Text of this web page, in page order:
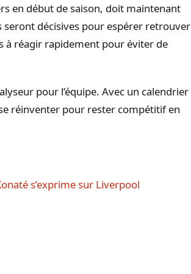
en début de saison, doit maintenant
décisives pour espérer retrouver
à réagir rapidement pour éviter de
pour l’équipe. Avec un calendrier
réinventer pour rester compétitif en
s’exprime sur Liverpool